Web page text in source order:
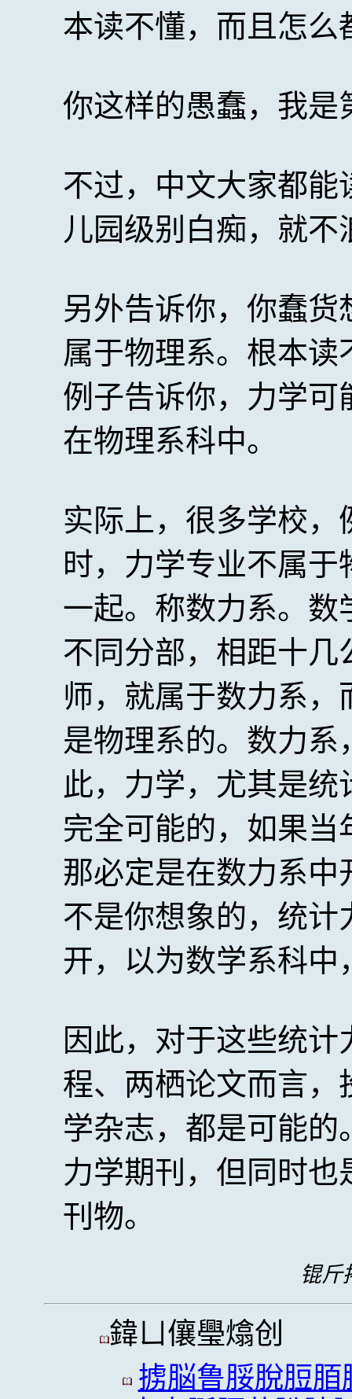
本读不懂，而且怎么
你这样的愚蠢，我是
不过，中文大家都
儿园级别白痴，就不
另外告诉你，你蠢
属于物理系。根本
例子告诉你，力学
在物理系科中。
实际上，很多学校
时，力学专业不属
一起。称数力系。
不同分部，相距十
师，就属于数力系
是物理系的。数力
此，力学，尤其是
完全可能的，如果
那必定是在数力系
不是你想象的，统
开，以为数学系科
因此，对于这些统
程、两栖论文而言
学杂志，都是可能
力学期刊，但同时
刊物。
锟斤
鍏ㄩ儴璺熻创
掳脳鲁脮脫脰